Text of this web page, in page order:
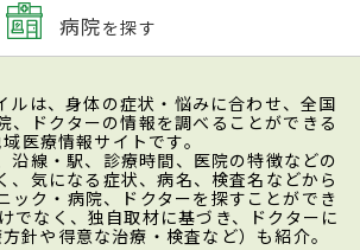
病院を探す
ルは、身体の症状・悩みに合わせ、全国
、ドクターの情報を調べることができる
医療情報サイトです。
沿線・駅、診療時間、医院の特徴などの
、気になる症状、病名、検査名などから
ック・病院、ドクターを探すことができ
でなく、独自取材に基づき、ドクターに
針や得意な治療・検査など）も紹介。